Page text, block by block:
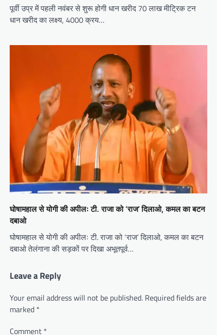
पूर्वी उप्र में पहली नवंबर से शुरू होगी धान खरीद 70 लाख मीट्रिक टन
धान खरीद का लक्ष्य, 4000 क्रय…
घोषामहाल से योगी की अपीलः टी. राजा को ‘राज’ दिलाओ, कमल का बटन
दबाओ
घोषामहाल से योगी की अपीलः टी. राजा को ‘राज’ दिलाओ, कमल का बटन
दबाओ तेलंगाना की सड़कों पर दिखा अभूतपूर्व…
Leave a Reply
Your email address will not be published. Required fields are
marked *
Comment *